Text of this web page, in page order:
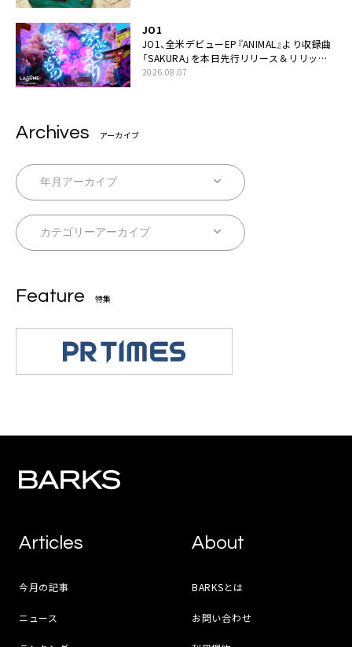
JO1
JO1、全⽶デビューEP『ANIMAL』より収録曲
「SAKURA」を本日先行リリース＆リリック
ビデオ公開
2026.08.07
Archives アーカイブ
Feature 特集
Articles
今月の記事
ニュース
About
BARKSとは
お問い合わせ